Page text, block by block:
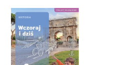
EDYCJA 2026